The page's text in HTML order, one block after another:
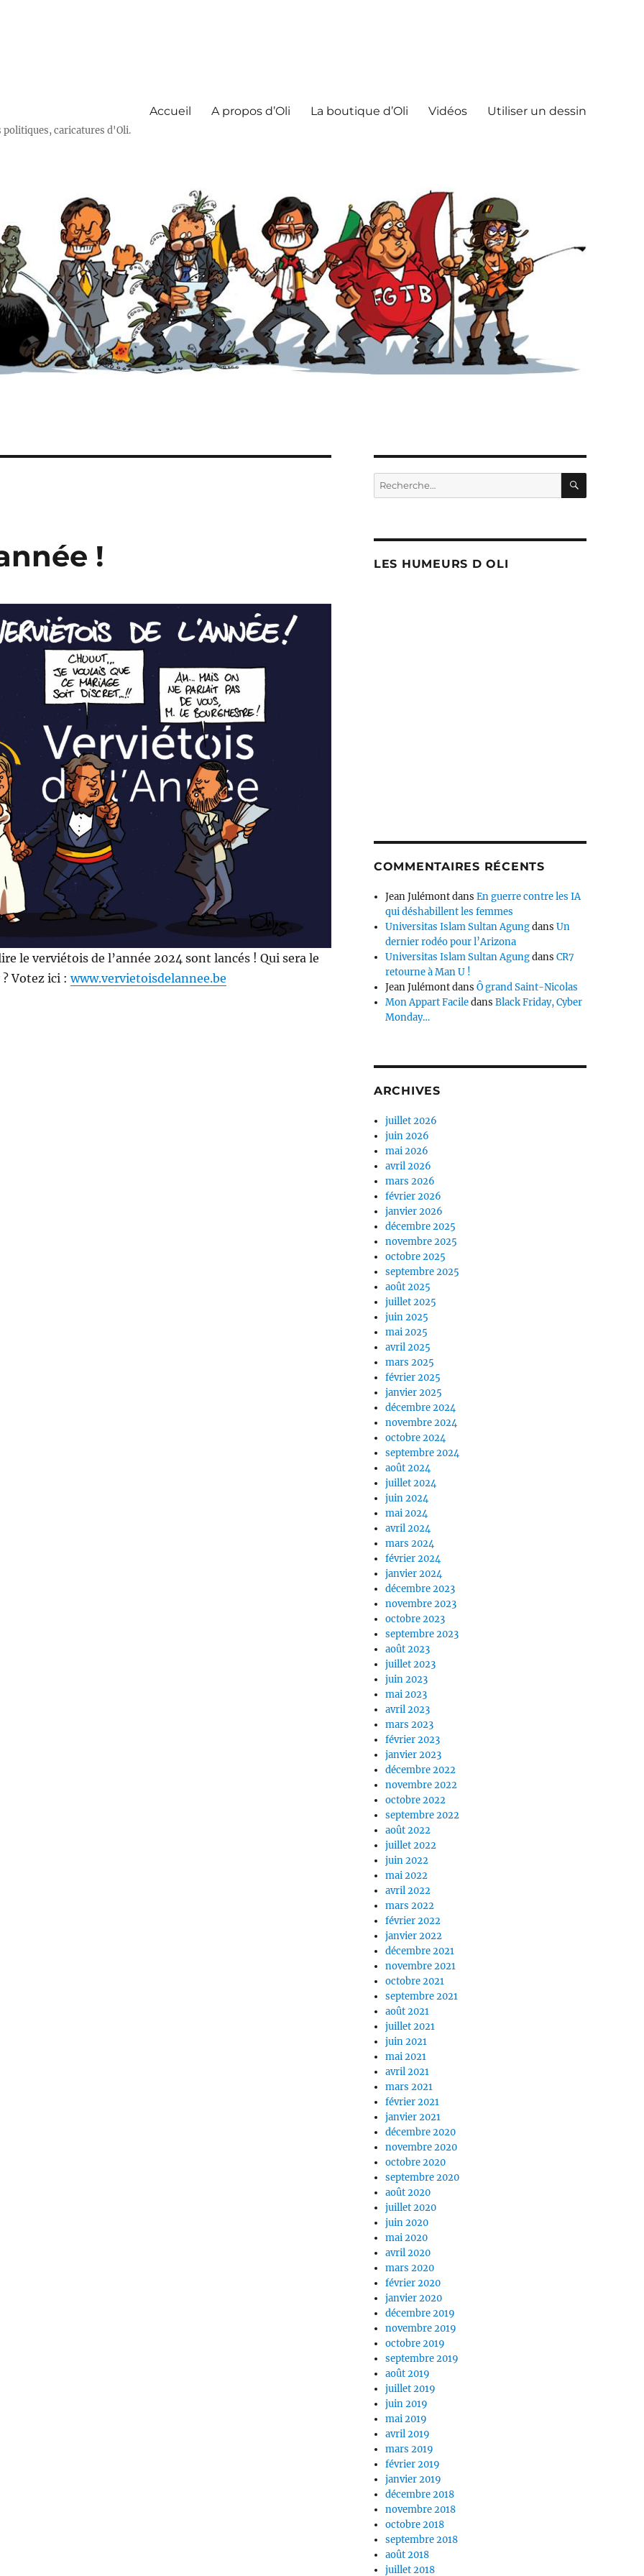
caricatures d'Oli.
Accueil A propos d’Oli La boutique d’Oli Vidéos Utiliser un dessin
!
le verviétois de l’année 2024 sont lancés ! Qui sera le
Votez ici :www.vervietoisdelannee.be
Recherche
pour :
LES HUMEURS D OLI
COMMENTAIRES RÉCENTS
Jean JulémontdansEn guerre contre les IA
qui déshabillent les femmes
Universitas Islam Sultan AgungdansUn
dernier rodéo pour l’Arizona
Universitas Islam Sultan AgungdansCR7
retourne à Man U !
Jean JulémontdansÔ grand Saint-Nicolas
Mon Appart FaciledansBlack Friday, Cyber
Monday…
ARCHIVES
juillet 2026
juin 2026
mai 2026
avril 2026
mars 2026
février 2026
janvier 2026
décembre 2025
novembre 2025
octobre 2025
septembre 2025
août 2025
juillet 2025
juin 2025
mai 2025
avril 2025
mars 2025
février 2025
janvier 2025
décembre 2024
novembre 2024
octobre 2024
septembre 2024
août 2024
juillet 2024
juin 2024
mai 2024
avril 2024
mars 2024
février 2024
janvier 2024
décembre 2023
novembre 2023
octobre 2023
septembre 2023
août 2023
juillet 2023
juin 2023
mai 2023
avril 2023
mars 2023
février 2023
janvier 2023
décembre 2022
novembre 2022
octobre 2022
septembre 2022
août 2022
juillet 2022
juin 2022
mai 2022
avril 2022
mars 2022
février 2022
janvier 2022
décembre 2021
novembre 2021
octobre 2021
septembre 2021
août 2021
juillet 2021
juin 2021
mai 2021
avril 2021
mars 2021
février 2021
janvier 2021
décembre 2020
novembre 2020
octobre 2020
septembre 2020
août 2020
juillet 2020
juin 2020
mai 2020
avril 2020
mars 2020
février 2020
janvier 2020
décembre 2019
novembre 2019
octobre 2019
septembre 2019
août 2019
juillet 2019
juin 2019
mai 2019
avril 2019
mars 2019
février 2019
janvier 2019
décembre 2018
novembre 2018
octobre 2018
septembre 2018
août 2018
juillet 2018